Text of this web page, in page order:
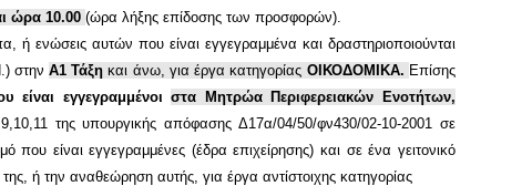
ώρα 10.00 (ώρα λήξης επίδοσης των προσφορών).
ενώσεις αυτών που είναι εγγεγραμμένα και δραστηριοποιούνται
στην Α1 Τάξη και άνω, για έργα κατηγορίας ΟΙΚΟΔΟΜΙΚΑ. Επίσης
είναι εγγεγραμμένοιστα Μητρώα Περιφερειακών Ενοτήτων,
της υπουργικής απόφασης Δ17α/04/50/φν430/02-10-2001 σε
είναι εγγεγραμμένες (έδρα επιχείρησης) και σε ένα γειτονικό
ή την αναθεώρηση αυτής, για έργα αντίστοιχης κατηγορίας